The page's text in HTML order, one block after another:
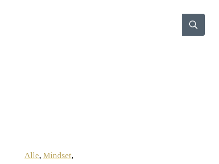
Alle, Mindset,